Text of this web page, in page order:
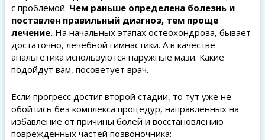
с проблемой. Чем раньше определена болезнь и
поставлен правильный диагноз, тем проще
лечение.На начальных этапах остеохондроза, бывает
достаточно, лечебной гимнастики. А в качестве
анальгетика используются наружные мази. Какие
подойдут вам, посоветует врач.
Если прогресс достиг второй стадии, то тут уже не
обойтись без комплекса процедур, направленных на
избавление от причины болей и восстановлению
поврежденных частей позвоночника: